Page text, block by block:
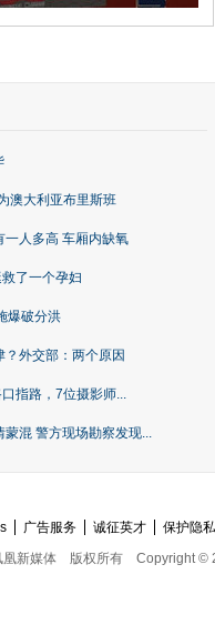
澳大利亚布里斯班
一人多高 车厢内缺氧
了一个孕妇
爆破分洪
外交部：两个原因
指路，7位摄影师...
混 警方现场勘察发现...
广告服务 诚征英才
保护隐
凰新媒体
版权所有 Copyright ©